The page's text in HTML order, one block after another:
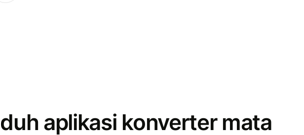
aplikasi konverter mata